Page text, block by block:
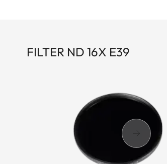
FILTER ND 16X E39